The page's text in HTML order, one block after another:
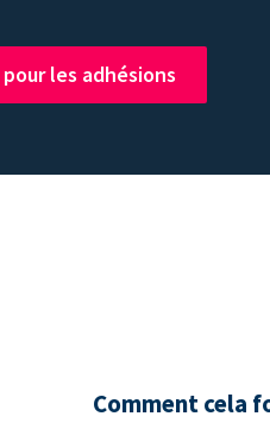
les adhésions
Comment cela